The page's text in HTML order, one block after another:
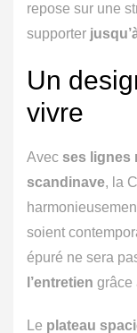
repose sur une
supporter
Un
vivre
Avec ses lignes
scandinave, la
soient
épuré ne sera
l’entretien grâce
Le plateau